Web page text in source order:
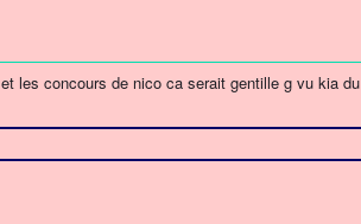
les concours de nico ca serait gentille g vu kia du